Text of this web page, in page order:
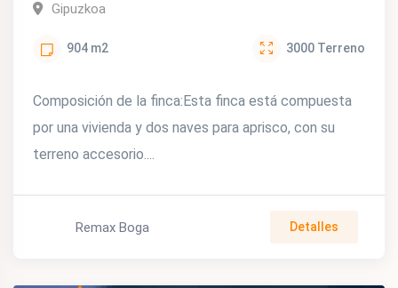
Gipuzkoa
904 m2 3000 Terreno
Composición de la finca:Esta finca está compuesta
por una vivienda y dos naves para aprisco, con su
terreno accesorio....
Remax Boga Detalles